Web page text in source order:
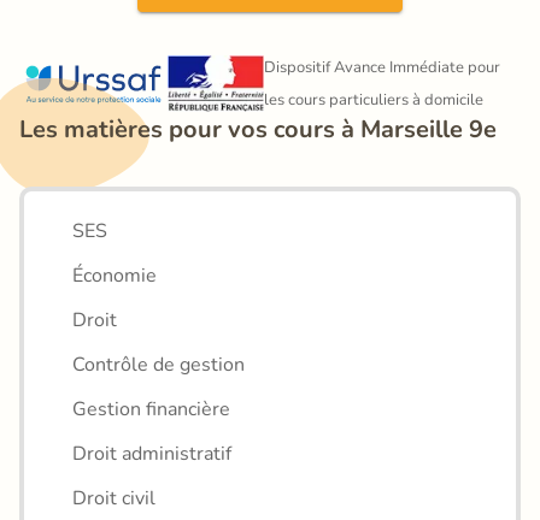
Dispositif Avance Immédiate pour
les cours particuliers à domicile
Les matières pour vos cours à Marseille 9e
SES
Économie
Droit
Contrôle de gestion
Gestion financière
Droit administratif
Droit civil